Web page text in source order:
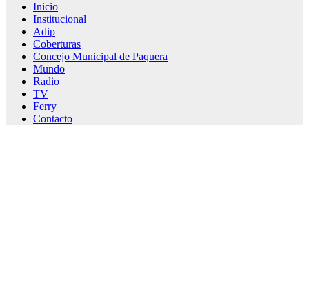
Inicio
Institucional
Adip
Coberturas
Concejo Municipal de Paquera
Mundo
Radio
TV
Ferry
Contacto